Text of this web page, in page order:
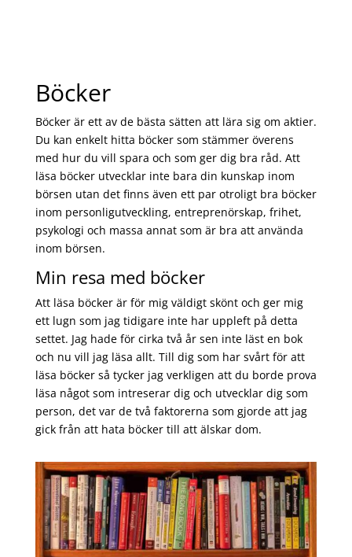
Böcker
Böcker är ett av de bästa sätten att lära sig om aktier.
Du kan enkelt hitta böcker som stämmer överens
med hur du vill spara och som ger dig bra råd. Att
läsa böcker utvecklar inte bara din kunskap inom
börsen utan det finns även ett par otroligt bra böcker
inom personligutveckling, entreprenörskap, frihet,
psykologi och massa annat som är bra att använda
inom börsen.
Min resa med böcker
Att läsa böcker är för mig väldigt skönt och ger mig
ett lugn som jag tidigare inte har uppleft på detta
settet. Jag hade för cirka två år sen inte läst en bok
och nu vill jag läsa allt. Till dig som har svårt för att
läsa böcker så tycker jag verkligen att du borde prova
läsa något som intreserar dig och utvecklar dig som
person, det var de två faktorerna som gjorde att jag
gick från att hata böcker till att älskar dom.